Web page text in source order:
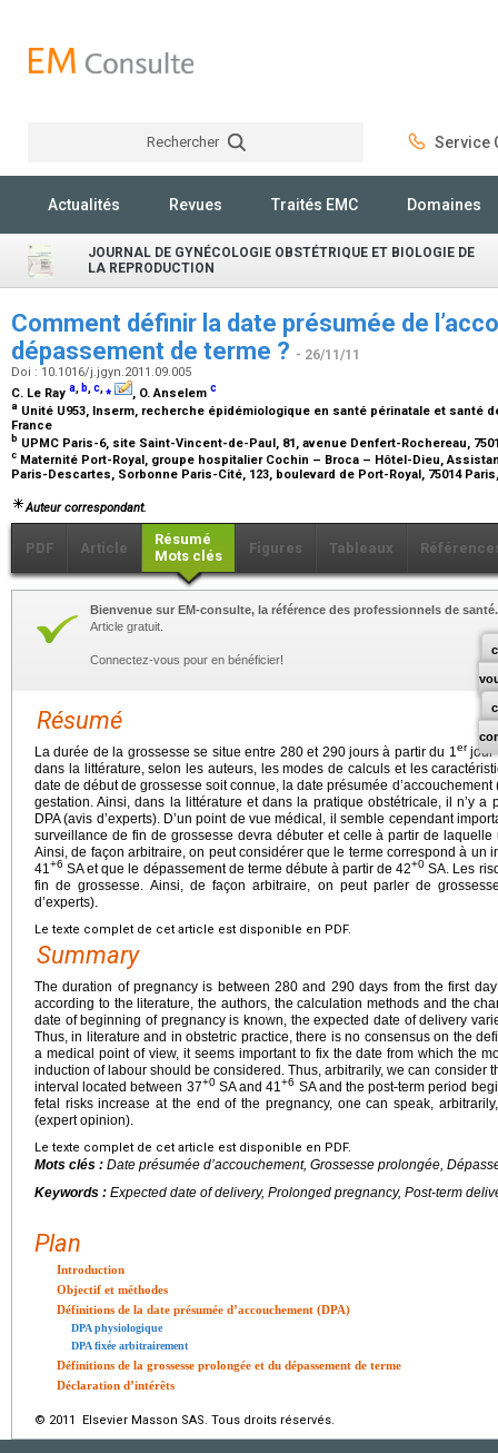
Rechercher Service
Actualités Revues Traités EMC Domaines
JOURNAL DE GYNÉCOLOGIE OBSTÉTRIQUE ET BIOLOGIE DE
LA REPRODUCTION
Comment définir la date présumée de
dépassement de terme ? - 26/11/11
Doi : 10.1016/j.jgyn.2011.09.005
C. Le Ray a, b,c,⁎ , O. Anselem c
a Unité U953, Inserm, recherche épidémiologique en santé périnatale et santé
France
b UPMC Paris-6, site Saint-Vincent-de-Paul, 81, avenue Denfert-Rochereau,
c Maternité Port-Royal, groupe hospitalier Cochin – Broca – Hôtel-Dieu,
Paris-Descartes, Sorbonne Paris-Cité, 123, boulevard de Port-Royal, 75014
Auteur correspondant.
PDF Article
Résumé
Mots clés
Figures Tableaux
Bienvenue sur EM-consulte, la référence des professionnels de santé.
Article gratuit.
Connectez-vous pour en bénéficier!
Résumé
La durée de la grossesse se situe entre 280 et 290 jours à partir du 1 erjour
dans la littérature, selon les auteurs, les modes de calculs et les
date de début de grossesse soit connue, la date présumée
gestation. Ainsi, dans la littérature et dans la pratique obstétricale, il n’y
DPA (avis d’experts). D’un point de vue médical, il semble cependant
surveillance de fin de grossesse devra débuter et celle à partir de
Ainsi, de façon arbitraire, on peut considérer que le terme correspond à un
41 +6 SA et que le dépassement de terme débute à partir de 42+0 SA. Les
fin de grossesse. Ainsi, de façon arbitraire, on peut parler de
d’experts).
Le texte complet de cet article est disponible en PDF.
Summary
The duration of pregnancy is between 280 and 290 days from the first
according to the literature, the authors, the calculation methods and the
date of beginning of pregnancy is known, the expected date of delivery
Thus, in literature and in obstetric practice, there is no consensus on the
a medical point of view, it seems important to fix the date from which the
induction of labour should be considered. Thus, arbitrarily, we can consider
interval located between 37+0SA and 41+6 SA and the post-term period
fetal risks increase at the end of the pregnancy, one can speak,
(expert opinion).
Le texte complet de cet article est disponible en PDF.
Mots clés : Date présumée d’accouchement, Grossesse prolongée,
Keywords : Expected date of delivery, Prolonged pregnancy, Post-term
Plan
Introduction
Objectif et méthodes
Définitions de la date présumée d’accouchement (DPA)
DPA physiologique
DPA fixée arbitrairement
Définitions de la grossesse prolongée et du dépassement de terme
Déclaration d’intérêts
© 2011 Elsevier Masson SAS. Tous droits réservés.